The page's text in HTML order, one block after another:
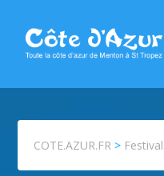
COTE.AZUR.FR >